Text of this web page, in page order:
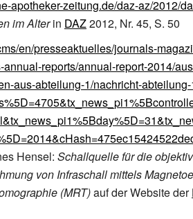
apotheker-zeitung.de/daz-az/2012/
im Alterin DAZ2012, Nr. 45, S. 50
en/presseaktuelles/journals-
reports/annual-report-2014/
aus-abteilung-1/nachricht-
Hensel: Schallquelle für die
von Infraschall mittels
(MRT)auf der Website der